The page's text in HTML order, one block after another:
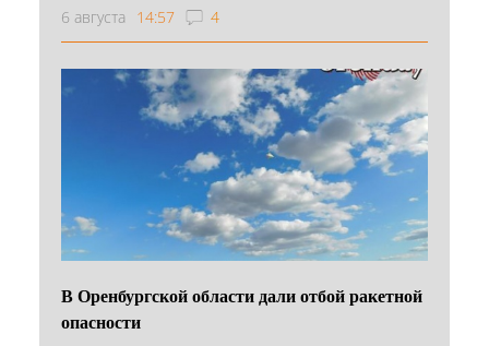
6 августа 14:57 4
В Оренбургской области дали отбой ракетной
опасности